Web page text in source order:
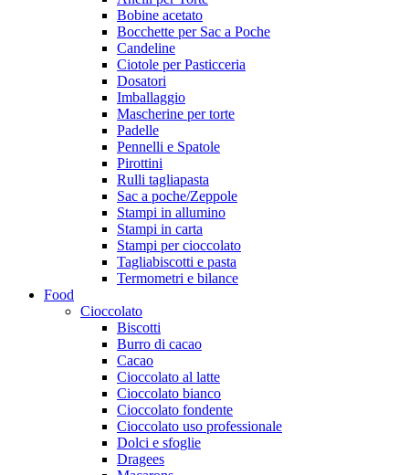
Bobine acetato
Bocchette per Sac a Poche
Candeline
Ciotole per Pasticceria
Dosatori
Imballaggio
Mascherine per torte
Padelle
Pennelli e Spatole
Pirottini
Rulli tagliapasta
Sac a poche/Zeppole
Stampi in allumino
Stampi in carta
Stampi per cioccolato
Tagliabiscotti e pasta
Termometri e bilance
Food
Cioccolato
Biscotti
Burro di cacao
Cacao
Cioccolato al latte
Cioccolato bianco
Cioccolato fondente
Cioccolato uso professionale
Dolci e sfoglie
Dragees